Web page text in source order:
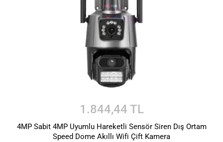
1.844,44 TL
4MP Sabit 4MP Uyumlu Hareketli Sensör Siren Dış Ortam
Speed Dome Akıllı Wifi Çift Kamera